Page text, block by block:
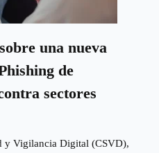
una nueva
de
sectores
y Vigilancia Digital (CSVD),